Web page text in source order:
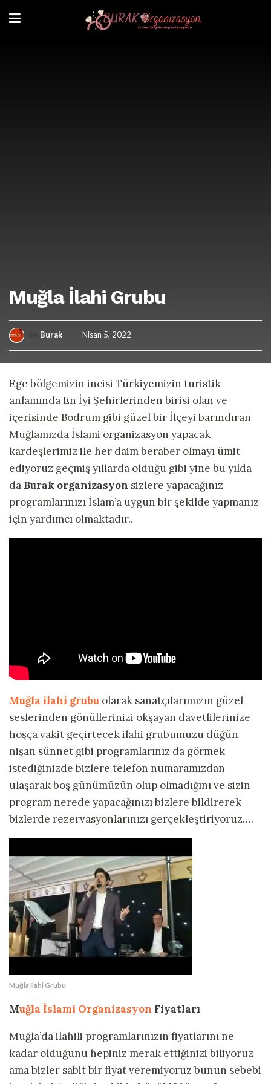
Muğla İlahi Grubu
by Burak Nisan 5, 2022
Ege bölgemizin incisi Türkiyemizin turistik
anlamında En İyi Şehirlerinden birisi olan ve
içerisinde Bodrum gibi güzel bir İlçeyi barındıran
Muğlamızda İslami organizasyon yapacak
kardeşlerimiz ile her daim beraber olmayı ümit
ediyoruz geçmiş yıllarda olduğu gibi yine bu yılda
da Burak organizasyon sizlere yapacağınız
programlarınızı İslam’a uygun bir şekilde yapmanız
için yardımcı olmaktadır..
Muğla ilahi grubu olarak sanatçılarımızın güzel
seslerinden gönüllerinizi okşayan davetlilerinize
hoşça vakit geçirtecek ilahi grubumuzu düğün
nişan sünnet gibi programlarınız da görmek
istediğinizde bizlere telefon numaramızdan
ulaşarak boş günümüzün olup olmadığını ve sizin
program nerede yapacağınızı bizlere bildirerek
bizlerde rezervasyonlarınızı gerçekleştiriyoruz….
Muğla İlahi Grubu
Muğla İslami Organizasyon Fiyatları
Muğla’da ilahili programlarınızın fiyatlarını ne
kadar olduğunu hepiniz merak ettiğinizi biliyoruz
ama bizler sabit bir fiyat veremiyoruz bunun sebebi